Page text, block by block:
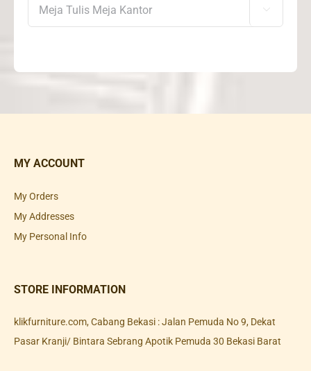

MY ACCOUNT
My Orders
My Addresses
My Personal Info
STORE INFORMATION
klikfurniture.com, Cabang Bekasi : Jalan Pemuda No 9, Dekat
Pasar Kranji/ Bintara Sebrang Apotik Pemuda 30 Bekasi Barat